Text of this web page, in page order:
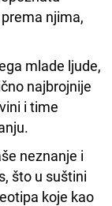
njima,
mlade ljude,
najbrojnije
i time
neznanje i
što u suštini
koje kao